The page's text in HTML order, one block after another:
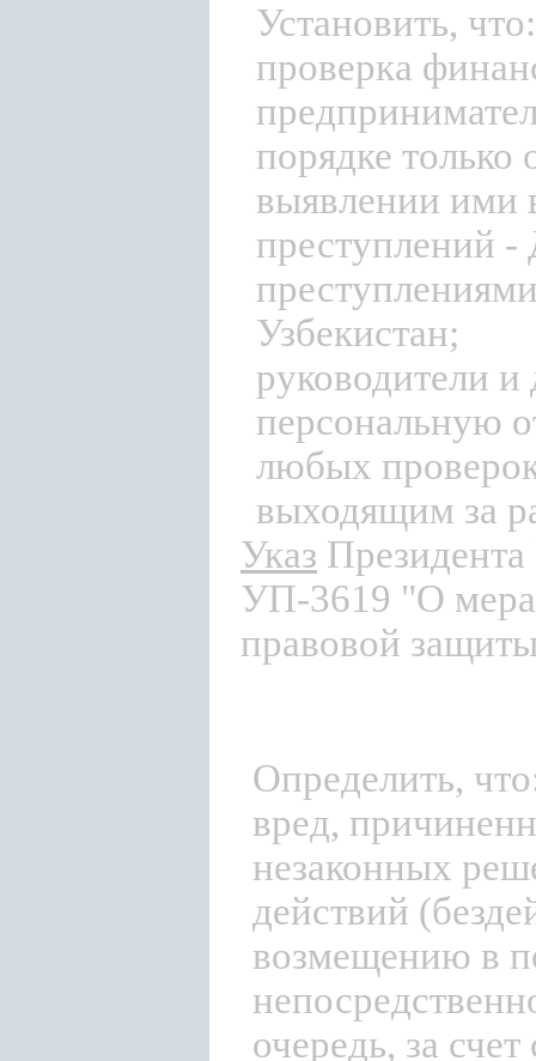
Установить, что:
проверка
порядке
выявлении ими
преступлений -
Узбекистан;
руководители
персональную
любых
выходящим за
Указ
УП-3619 "О
правовой
Определить,
вред,
незаконных
действий
возмещению в
очередь, за